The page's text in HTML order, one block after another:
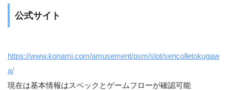
公式サイト
https://www.konami.com/amusement/psm/slot/sencolletokugaw
a/
現在は基本情報はスペックとゲームフローが確認可能